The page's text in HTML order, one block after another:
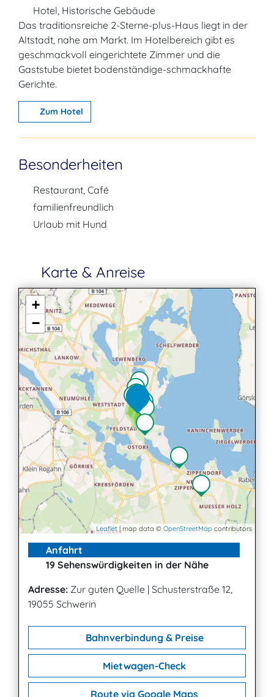
Hotel, Historische Gebäude
Das traditionsreiche 2-Sterne-plus-Haus liegt in der
Altstadt, nahe am Markt. Im Hotelbereich gibt es
geschmackvoll eingerichtete Zimmer und die
Gaststube bietet bodenständige-schmackhafte
Gerichte.
Zum Hotel
Besonderheiten
Restaurant, Café
familienfreundlich
Urlaub mit Hund
Karte & Anreise
22
+
−
Leaflet| map data © OpenStreetMap contributors
Anfahrt
19 Sehenswürdigkeiten in der Nähe
Adresse: Zur guten Quelle | Schusterstraße 12,
19055 Schwerin
Bahnverbindung & Preise
Mietwagen-Check
Route via Google Maps